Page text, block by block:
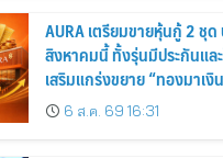
AURA เตรียมขายหุ้นกู้ 2 ชุด
สิงหาคมนี้ ทั้งรุ่นมีประกันแล
เสริมแกร่งขยาย “ทองมาเงิ
เครดิตบริษัท BBB แนวโน้ม
6 ส.ค. 69 16:31